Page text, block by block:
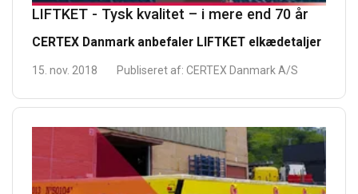
LIFTKET - Tysk kvalitet – i mere end 70 år
CERTEX Danmark anbefaler LIFTKET elkædetaljer
15. nov. 2018 Publiseret af: CERTEX Danmark A/S